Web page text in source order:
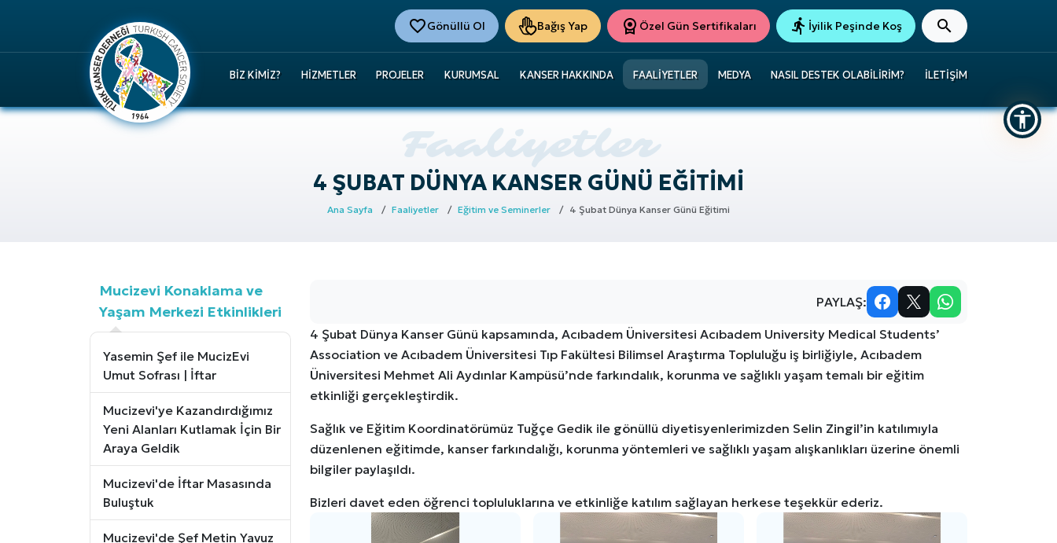
Gönüllü Ol Bağış Yap Özel Gün Sertifikaları İyilik Peşinde Koş
BIZ KIMIZ? HIZMETLER PROJELER KURUMSAL KANSER HAKKINDA FAALIYETLER MEDYA NASIL DESTEK OLABILIRIM? İLETIŞIM
4 ŞUBAT DÜNYA KANSER GÜNÜ EĞITIMI
Ana Sayfa Faaliyetler Eğitim ve Seminerler 4 Şubat Dünya Kanser Günü Eğitimi
Mucizevi Konaklama ve
Yaşam Merkezi Etkinlikleri
Yasemin Şef ile MucizEvi
Umut Sofrası | İftar
Mucizevi'ye Kazandırdığımız
Yeni Alanları Kutlamak İçin Bir
Araya Geldik
Mucizevi'de İftar Masasında
Buluştuk
Mucizevi'de Şef Metin Yavuz
PAYLAŞ:
4 Şubat Dünya Kanser Günü kapsamında, Acıbadem Üniversitesi Acıbadem University Medical Students’
Association ve Acıbadem Üniversitesi Tıp Fakültesi Bilimsel Araştırma Topluluğu iş birliğiyle, Acıbadem
Üniversitesi Mehmet Ali Aydınlar Kampüsü’nde farkındalık, korunma ve sağlıklı yaşam temalı bir eğitim
etkinliği gerçekleştirdik.
Sağlık ve Eğitim Koordinatörümüz Tuğçe Gedik ile gönüllü diyetisyenlerimizden Selin Zingil’in katılımıyla
düzenlenen eğitimde, kanser farkındalığı, korunma yöntemleri ve sağlıklı yaşam alışkanlıkları üzerine önemli
bilgiler paylaşıldı.
Bizleri davet eden öğrenci topluluklarına ve etkinliğe katılım sağlayan herkese teşekkür ederiz.